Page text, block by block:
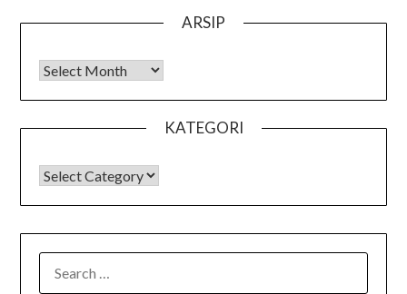
ARSIP
Arsip
KATEGORI
KATEGORI
FOR: